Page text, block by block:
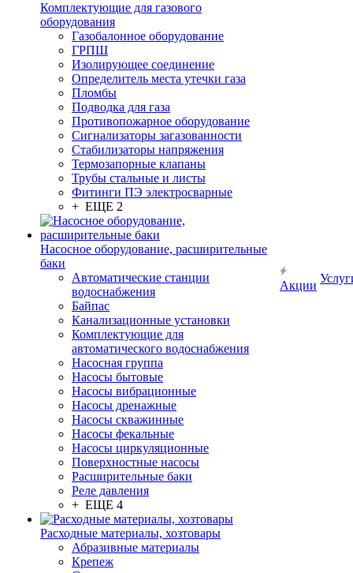
Комплектующие для газового
оборудования
Газобалонное оборудование
ГРПШ
Изолирующее соединение
Определитель места утечки газа
Пломбы
Подводка для газа
Противопожарное оборудование
Сигнализаторы загазованности
Стабилизаторы напряжения
Термозапорные клапаны
Трубы стальные и листы
Фитинги ПЭ электросварные
+ ЕЩЕ 2
Насосное оборудование, расширительные
баки
Автоматические станции
водоснабжения
Байпас
Канализационные установки
Комплектующие для
автоматического водоснабжения
Насосная группа
Насосы бытовые
Насосы вибрационные
Насосы дренажные
Насосы скважинные
Насосы фекальные
Насосы циркуляционные
Поверхностные насосы
Расширительные баки
Реле давления
+ ЕЩЕ 4
Расходные материалы, хозтовары
Абразивные материалы
Крепеж
Акции